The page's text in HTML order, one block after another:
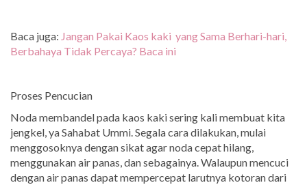
Baca juga: Jangan Pakai Kaos kaki yang Sama Berhari-hari,
Berbahaya Tidak Percaya? Baca ini
Proses Pencucian
Noda membandel pada kaos kaki sering kali membuat kita
jengkel, ya Sahabat Ummi. Segala cara dilakukan, mulai
menggosoknya dengan sikat agar noda cepat hilang,
menggunakan air panas, dan sebagainya. Walaupun mencuci
dengan air panas dapat mempercepat larutnya kotoran dari